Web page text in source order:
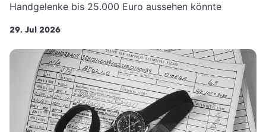
Handgelenke bis 25.000 Euro aussehen könnte
29. Jul 2026